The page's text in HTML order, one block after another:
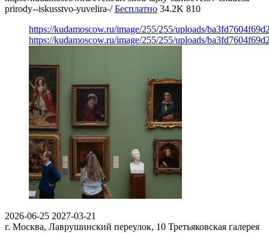
prirody--iskusstvo-yuvelira-/ Бесплатно 34.2K 810
https://kudamoscow.ru/image/255/255/uploads/
https://kudamoscow.ru/image/255/255/uploads/
2026-06-25 2027-03-21
г. Москва, Лаврушинский переулок, 10 Третьяковская галерея